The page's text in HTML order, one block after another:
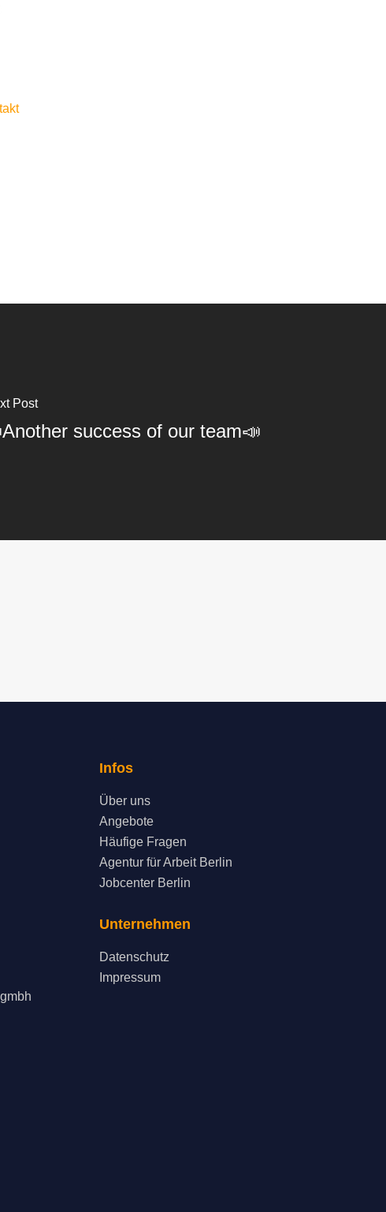
Post
success of our team📣
Infos
Über uns
Angebote
Häufige Fragen
Agentur für Arbeit Berlin
Jobcenter Berlin
Unternehmen
Datenschutz
Impressum